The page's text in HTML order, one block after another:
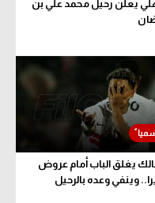
يعلن رحيل محمد علي بن
يغلق الباب أمام عروض
وينفي وعده بالرحيل